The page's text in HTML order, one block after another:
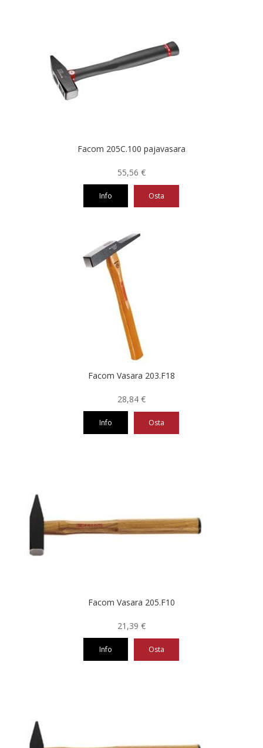
Facom 205C.100 pajavasara
55,56 €
Info Osta
Facom Vasara 203.F18
28,84 €
Info Osta
Facom Vasara 205.F10
21,39 €
Info Osta